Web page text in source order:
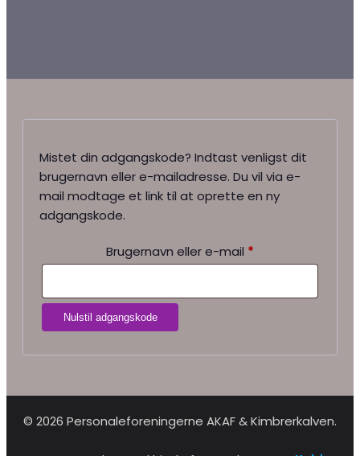
Mistet din adgangskode? Indtast venligst dit
brugernavn eller e-mailadresse. Du vil via e-
mail modtage et link til at oprette en ny
adgangskode.
Brugernavn eller e-mail *
Nulstil adgangskode
© 2026 Personaleforeningerne AKAF & Kimbrerkalven.